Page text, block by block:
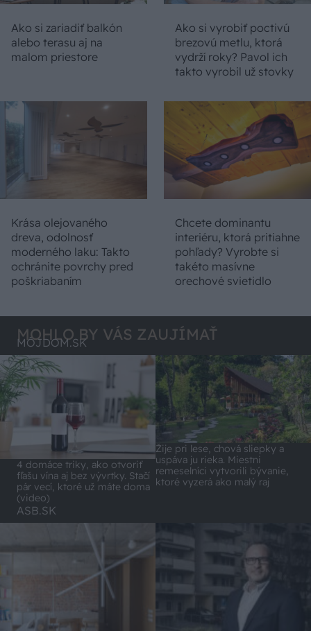
Ako si zariadiť balkón
alebo terasu aj na
malom priestore
Ako si vyrobiť poctivú
brezovú metlu, ktorá
vydrží roky? Pavol ich
takto vyrobil už stovky
Krása olejovaného
dreva, odolnosť
moderného laku: Takto
ochránite povrchy pred
poškriabaním
Chcete dominantu
interiéru, ktorá pritiahne
pohľady? Vyrobte si
takéto masívne
orechové svietidlo
MOHLO BY VÁS ZAUJÍMAŤ
MÔJDOM.SK
4 domáce triky, ako otvoriť
fľašu vína aj bez vývrtky. Stačí
pár vecí, ktoré už máte doma
(video)
Žije pri lese, chová sliepky a
uspáva ju rieka. Miestni
remeselníci vytvorili bývanie,
ktoré vyzerá ako malý raj
ASB.SK